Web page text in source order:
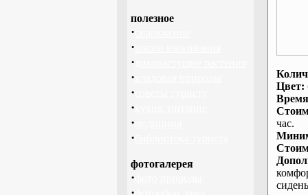
полезное
·
·
·
·
·
·
·
·
фотогалерея
·
Цвет:
час.